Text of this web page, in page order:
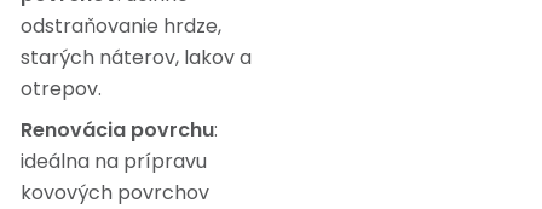
odstraňovanie hrdze,
starých náterov, lakov a
otrepov.
Renovácia povrchu:
ideálna na prípravu
kovových povrchov